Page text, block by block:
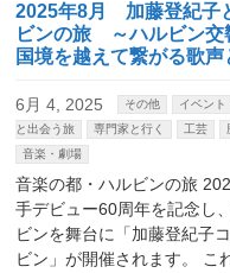
2025年8月 加藤登紀子
ビンの旅 ～ハルビン交
国境を越えて繋がる歌
6月 4, 2025 その他 イベント
と出会う旅
専門家と行く 工芸
音楽・劇場
音楽の都・ハルビンの旅
手デビュー60周年を記念し
ビンを舞台に「加藤登紀子
ビン」が開催されます。 こ